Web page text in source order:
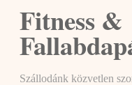
Fitness &
Szállodánk közvetlen